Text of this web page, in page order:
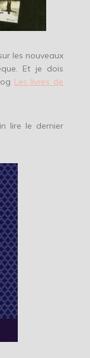
les nouveaux
Et je dois
Les livres de
lire le dernier